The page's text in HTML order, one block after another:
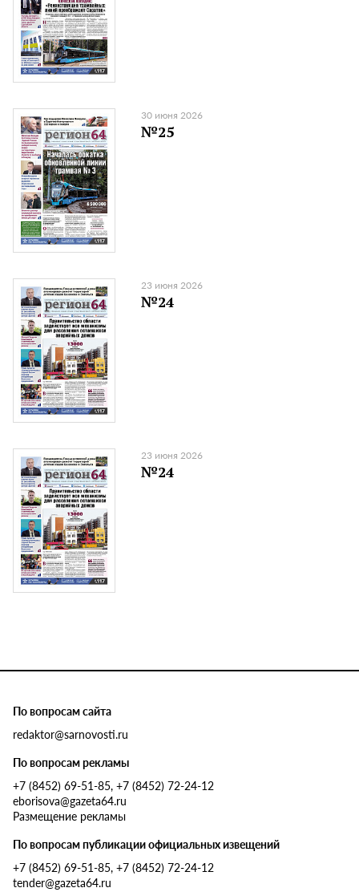
30 июня 2026
№25
23 июня 2026
№24
23 июня 2026
№24
По вопросам сайта
redaktor@sarnovosti.ru
По вопросам рекламы
+7 (8452) 69-51-85, +7 (8452) 72-24-12
eborisova@gazeta64.ru
Размещение рекламы
По вопросам публикации официальных извещений
+7 (8452) 69-51-85, +7 (8452) 72-24-12
tender@gazeta64.ru